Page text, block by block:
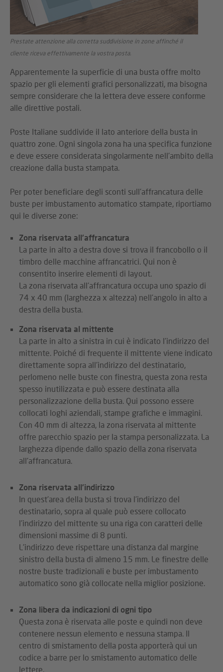
Prestate attenzione alla corretta suddivisione in zone affinché il
cliente riceva effettivamente la vostra posta.
Apparentemente la superficie di una busta offre molto
spazio per gli elementi grafici personalizzati, ma bisogna
sempre considerare che la lettera deve essere conforme
alle direttive postali.
Poste Italiane suddivide il lato anteriore della busta in
quattro zone. Ogni singola zona ha una specifica funzione
e deve essere considerata singolarmente nell'ambito della
creazione dalla busta stampata.
Per poter beneficiare degli sconti sull'affrancatura delle
buste per imbustamento automatico stampate, riportiamo
qui le diverse zone:
Zona riservata all'affrancatura
La parte in alto a destra dove si trova il francobollo o il
timbro delle macchine affrancatrici. Qui non è
consentito inserire elementi di layout.
La zona riservata all'affrancatura occupa uno spazio di
74 x 40 mm (larghezza x altezza) nell'angolo in alto a
destra della busta.
Zona riservata al mittente
La parte in alto a sinistra in cui è indicato l'indirizzo del
mittente. Poiché di frequente il mittente viene indicato
direttamente sopra all'indirizzo del destinatario,
perlomeno nelle buste con finestra, questa zona resta
spesso inutilizzata e può essere destinata alla
personalizzazione della busta. Qui possono essere
collocati loghi aziendali, stampe grafiche e immagini.
Con 40 mm di altezza, la zona riservata al mittente
offre parecchio spazio per la stampa personalizzata. La
larghezza dipende dallo spazio della zona riservata
all'affrancatura.
Zona riservata all'indirizzo
In quest'area della busta si trova l'indirizzo del
destinatario, sopra al quale può essere collocato
l'indirizzo del mittente su una riga con caratteri delle
dimensioni massime di 8 punti.
L'indirizzo deve rispettare una distanza dal margine
sinistro della busta di almeno 15 mm. Le finestre delle
nostre buste tradizionali e buste per imbustamento
automatico sono già collocate nella miglior posizione.
Zona libera da indicazioni di ogni tipo
Questa zona è riservata alle poste e quindi non deve
contenere nessun elemento e nessuna stampa. Il
centro di smistamento della posta apporterà qui un
codice a barre per lo smistamento automatico delle
lettere.